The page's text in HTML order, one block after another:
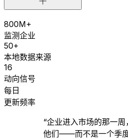
800M+
监测企业
50+
本地数据来源
16
动向信号
每日
更新频率
“企业进入市场的那一
他们——而不是一个季